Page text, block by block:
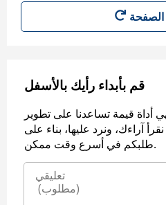
قم بأبداء رأيك بالأسفل
أداة قيمة تساعدنا على تطوير
آراءك، ونرد عليها، بناء على
طلبكم في أسرع وقت ممكن.